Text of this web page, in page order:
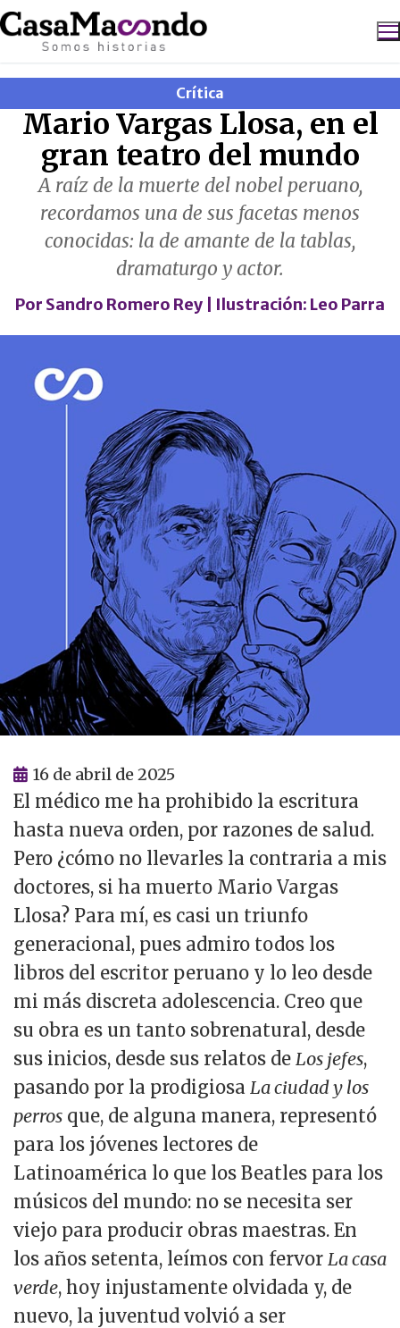
Ir
al
contenido
Buscar:
Crítica
Mario Vargas Llosa, en el
gran teatro del mundo
A raíz de la muerte del nobel peruano,
recordamos una de sus facetas menos
conocidas: la de amante de la tablas,
dramaturgo y actor.
Por Sandro Romero Rey | Ilustración: Leo Parra
16 de abril de 2025
El médico me ha prohibido la escritura
hasta nueva orden, por razones de salud.
Pero ¿cómo no llevarles la contraria a mis
doctores, si ha muerto Mario Vargas
Llosa? Para mí, es casi un triunfo
generacional, pues admiro todos los
libros del escritor peruano y lo leo desde
mi más discreta adolescencia. Creo que
su obra es un tanto sobrenatural, desde
sus inicios, desde sus relatos de Los jefes,
pasando por la prodigiosa La ciudad y los
perros que, de alguna manera, representó
para los jóvenes lectores de
Latinoamérica lo que los Beatles para los
músicos del mundo: no se necesita ser
viejo para producir obras maestras. En
los años setenta, leímos con fervor La casa
verde, hoy injustamente olvidada y, de
nuevo, la juventud volvió a ser